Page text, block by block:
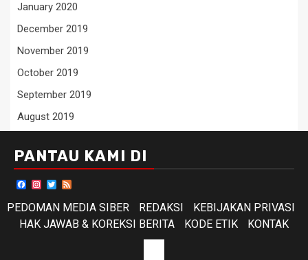
January 2020
December 2019
November 2019
October 2019
September 2019
August 2019
PANTAU KAMI DI
Facebook
Instagram
Twitter
PEDOMAN MEDIA SIBER
REDAKSI
KEBIJAKAN PRIVASI
HAK JAWAB & KOREKSI BERITA
KODE ETIK KONTAK